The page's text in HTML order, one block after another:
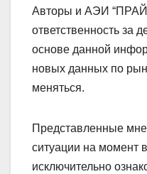
Авторы и АЭИ
ответственность за
основе данной
новых данных по
меняться.
Представленные
ситуации на момент
исключительно